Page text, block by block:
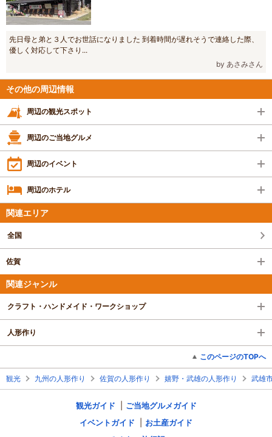
先日母と弟と３人でお世話になりました 到着時間が遅れそうで連絡した際、
優しく対応して下さり...
by あさみさん
その他の周辺情報
周辺の観光スポット
周辺のご当地グルメ
周辺のイベント
周辺のホテル
関連エリア
全国
佐賀
関連ジャンル
クラフト・ハンドメイド・ワークショップ
人形作り
このページのTOPへ
観光 九州の人形作り 佐賀の人形作り 嬉野・武雄の人形作り 武雄
観光ガイド
ご当地グルメガイド
イベントガイド
お土産ガイド